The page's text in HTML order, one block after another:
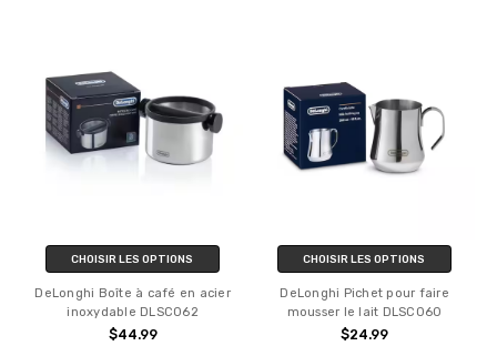
CHOISIR LES OPTIONS
DeLonghi Boîte à café en acier
inoxydable DLSC062
$44.99
CHOISIR LES OPTIONS
DeLonghi Pichet pour faire
mousser le lait DLSC060
$24.99